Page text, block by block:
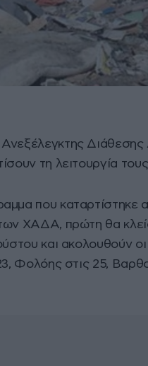
τη λειτουργία
που καταρτίστηκε
ΧΑΔΑ, πρώτη θα
και ακολουθούν
Φολόης στις 25,